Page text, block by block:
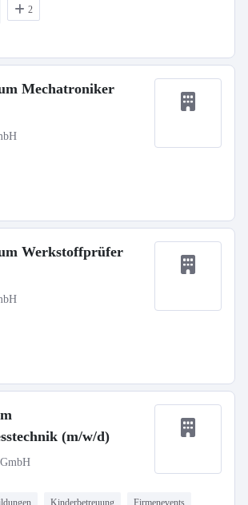
2
Mechatroniker
Werkstoffprüfer
(m/w/d)
Kinderbetreuung Firmenevents